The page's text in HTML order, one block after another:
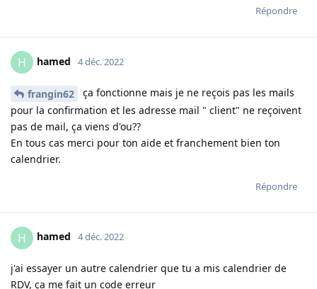
Répondre
H hamed 4 déc. 2022
frangin62
ça fonctionne mais je ne reçois pas les mails
pour la confirmation et les adresse mail " client" ne reçoivent
pas de mail, ça viens d'ou??
En tous cas merci pour ton aide et franchement bien ton
calendrier.
Répondre
H hamed 4 déc. 2022
j'ai essayer un autre calendrier que tu a mis calendrier de
RDV, ça me fait un code erreur